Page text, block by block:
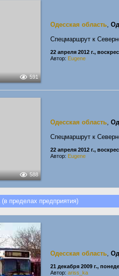
591
Одесская область,
Спецмаршрут к
22 апреля 2012 г.,
Автор: Eugene
588
Одесская область,
Спецмаршрут к
22 апреля 2012 г.,
Автор: Eugene
пределах предприятия)
Одесская область,
21 декабря 2009 г.,
Автор: ariss_ka